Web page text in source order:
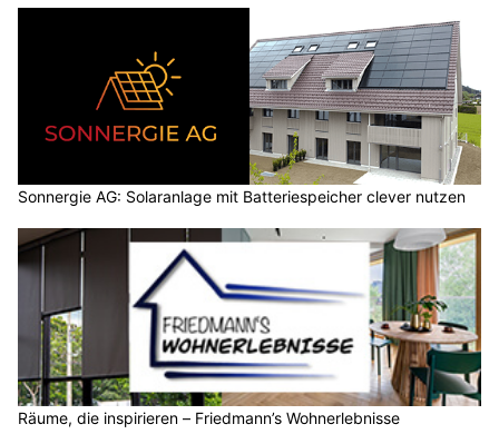
Sonnergie AG: Solaranlage mit Batteriespeicher clever nutzen
Räume, die inspirieren – Friedmann’s Wohnerlebnisse